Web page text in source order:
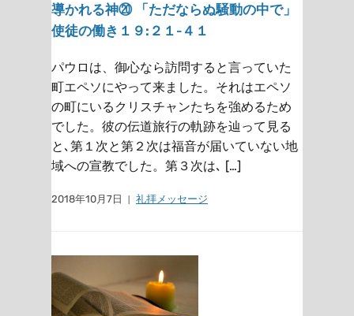
導かれる神⑳ 「ただならぬ騒動の中で」
使徒の働き１９:２１‐４１
パウロは、御心なら訪問すると言っていた
町エペソにやって来ました。それはエペソ
の町にいるクリスチャンたちを強めるため
でした。彼の伝道旅行の軌跡を辿って見る
と､第１次と第２次は福音が届いていない地
域への宣教でした。第３次は､ […]
2018年10月7日 礼拝メッセージ